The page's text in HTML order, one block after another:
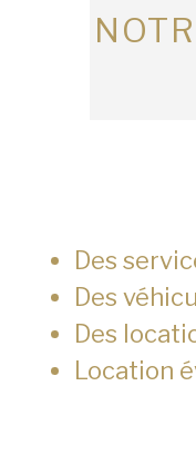
Des
Des
Des
Location